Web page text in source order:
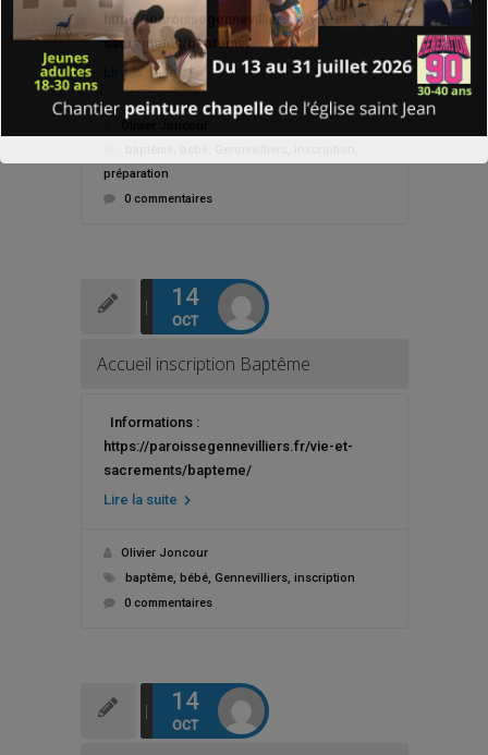
https://paroissegennevilliers.fr/vie-et-
sacrements/bapteme/
Lire la suite
préparation
0 commentaires
14
OCT
Accueil inscription Baptême
Informations :
https://paroissegennevilliers.fr/vie-et-
sacrements/bapteme/
Lire la suite
Olivier Joncour
baptême, bébé, Gennevilliers, inscription
0 commentaires
14
OCT